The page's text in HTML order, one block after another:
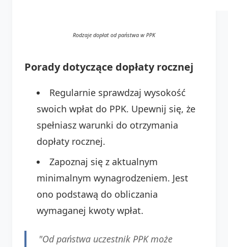
Rodzaje dopłat od państwa w PPK
Porady dotyczące dopłaty rocznej
Regularnie sprawdzaj wysokość
swoich wpłat do PPK. Upewnij się, że
spełniasz warunki do otrzymania
dopłaty rocznej.
Zapoznaj się z aktualnym
minimalnym wynagrodzeniem. Jest
ono podstawą do obliczania
wymaganej kwoty wpłat.
"Od państwa uczestnik PPK może